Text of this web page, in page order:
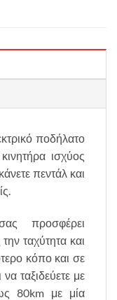
ποδήλατο
ισχύος
πεντάλ και
προσφέρει
ταχύτητα και
κόπο και σε
ταξιδεύετε με
80km με μία